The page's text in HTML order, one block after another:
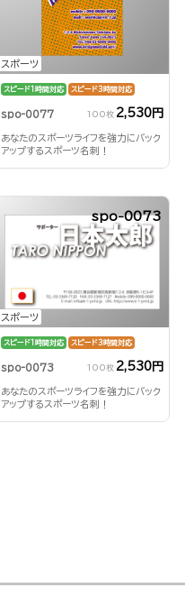
スポーツ
スピード1時間対応 スピード3時間対応
spo-0077 100枚 2,530円
あなたのスポーツライフを強力にバック
アップするスポーツ名刺！
スポーツ
spo-0073
スピード1時間対応 スピード3時間対応
spo-0073 100枚 2,530円
あなたのスポーツライフを強力にバック
アップするスポーツ名刺！